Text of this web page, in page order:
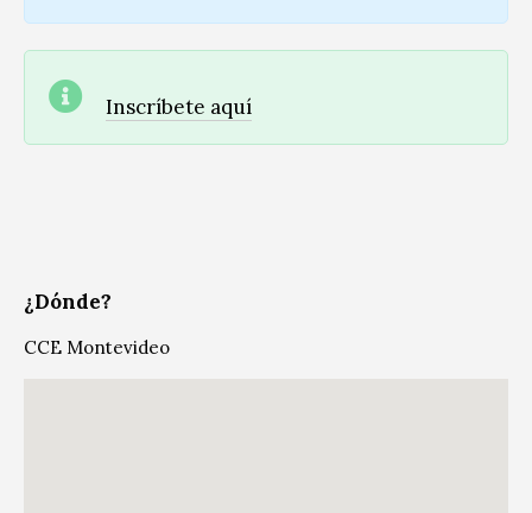
Inscríbete aquí
¿Dónde?
CCE Montevideo